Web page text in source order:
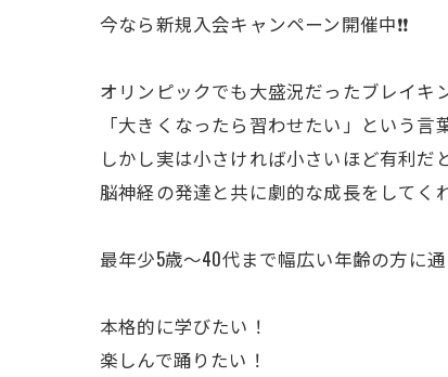
今なら新規入会キャンペーン開催中❗️❗️
オリンピックでも大盛況だったブレイキ
「大きくなったら習わせたい」という言
しかし実は小さければ小さいほど有利だ
脳神経の発達と共に劇的な成長をしてく
最年少5歳〜40代まで幅広い年齢の方に
本格的に学びたい！
楽しんで踊りたい！